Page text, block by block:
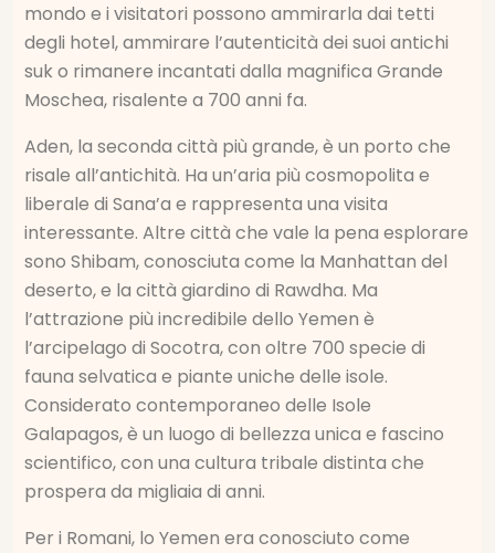
mondo e i visitatori possono ammirarla dai tetti
degli hotel, ammirare l’autenticità dei suoi antichi
suk o rimanere incantati dalla magnifica Grande
Moschea, risalente a 700 anni fa.
Aden, la seconda città più grande, è un porto che
risale all’antichità. Ha un’aria più cosmopolita e
liberale di Sana’a e rappresenta una visita
interessante. Altre città che vale la pena esplorare
sono Shibam, conosciuta come la Manhattan del
deserto, e la città giardino di Rawdha. Ma
l’attrazione più incredibile dello Yemen è
l’arcipelago di Socotra, con oltre 700 specie di
fauna selvatica e piante uniche delle isole.
Considerato contemporaneo delle Isole
Galapagos, è un luogo di bellezza unica e fascino
scientifico, con una cultura tribale distinta che
prospera da migliaia di anni.
Per i Romani, lo Yemen era conosciuto come